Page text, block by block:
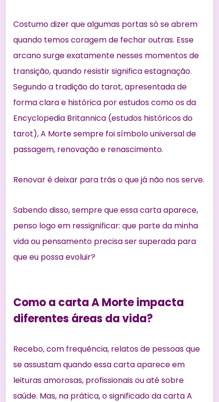
Costumo dizer que algumas portas só se abrem
quando temos coragem de fechar outras. Esse
arcano surge exatamente nesses momentos de
transição, quando resistir significa estagnação.
Segundo a tradição do tarot, apresentada de
forma clara e histórica por estudos como os da
Encyclopedia Britannica (estudos históricos do
tarot), A Morte sempre foi símbolo universal de
passagem, renovação e renascimento.
Renovar é deixar para trás o que já não nos serve.
Sabendo disso, sempre que essa carta aparece,
penso logo em ressignificar: que parte da minha
vida ou pensamento precisa ser superada para
que eu possa evoluir?
Como a carta A Morte impacta
diferentes áreas da vida?
Recebo, com frequência, relatos de pessoas que
se assustam quando essa carta aparece em
leituras amorosas, profissionais ou até sobre
saúde. Mas, na prática, o significado da carta A